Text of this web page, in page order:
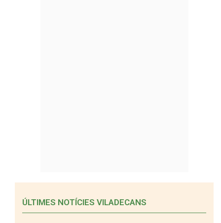
ÚLTIMES NOTÍCIES VILADECANS